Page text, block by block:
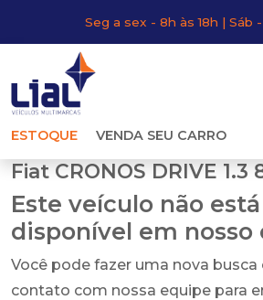
Seg a sex - 8h às 18h | Sáb
ESTOQUE VENDA SEU CARRO
Fiat CRONOS DRIVE 1.3
Este veículo não
disponível em nosso
Você pode fazer uma nova busca
contato com nossa equipe para